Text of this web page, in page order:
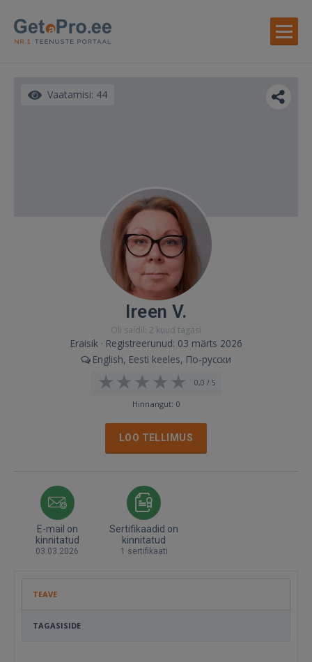
Vaatamisi: 44
Ireen V.
Oli saidil: 2 kuud tagasi
Eraisik · Registreerunud: 03 märts 2026
English, Eesti keeles, По-русски
0,0 / 5
Hinnangut: 0
LOO TELLIMUS
E-mail on
kinnitatud
03.03.2026
Sertifikaadid on
kinnitatud
1 sertifikaati
TEAVE
TAGASISIDE